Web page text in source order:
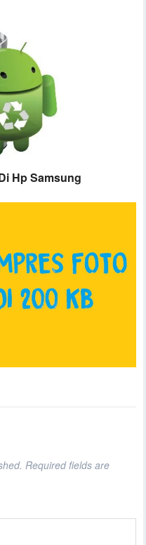
Hp Samsung
Required fields are